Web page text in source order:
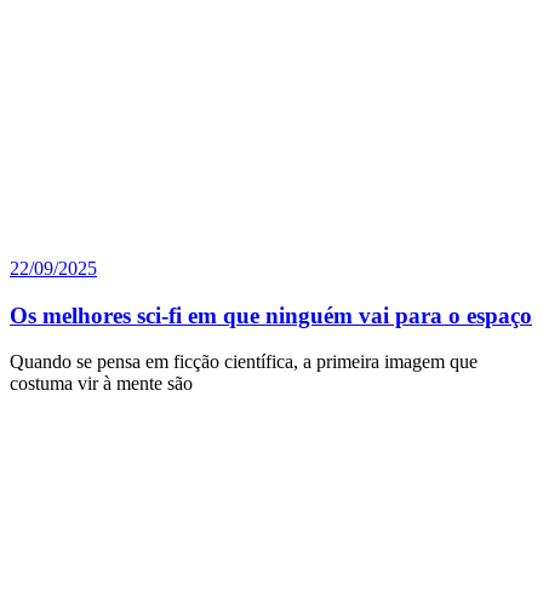
22/09/2025
Os melhores sci-fi em que ninguém vai para o espaço
Quando se pensa em ficção científica, a primeira imagem que
costuma vir à mente são